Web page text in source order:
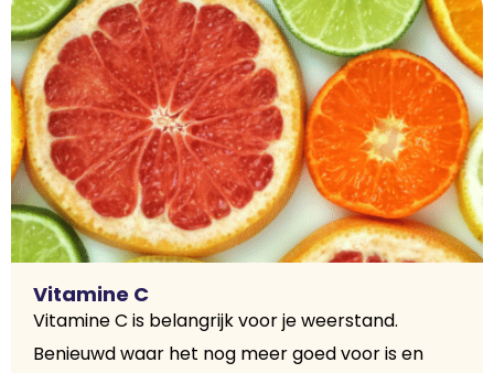
Vitamine C
Vitamine C is belangrijk voor je weerstand.
Benieuwd waar het nog meer goed voor is en